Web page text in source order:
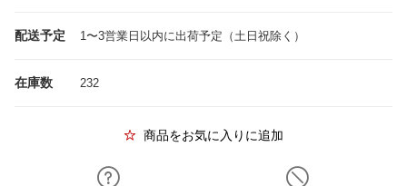
配送予定 1〜3営業日以内に出荷予定（土日祝除く）
在庫数 232
商品をお気に入りに追加